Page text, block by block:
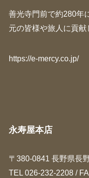
善光寺門前で約280年
元の皆様や旅人に貢献
https://e-mercy.co.jp/
永寿屋本店
〒380-0841 長野県長
TEL 026-232-2208/